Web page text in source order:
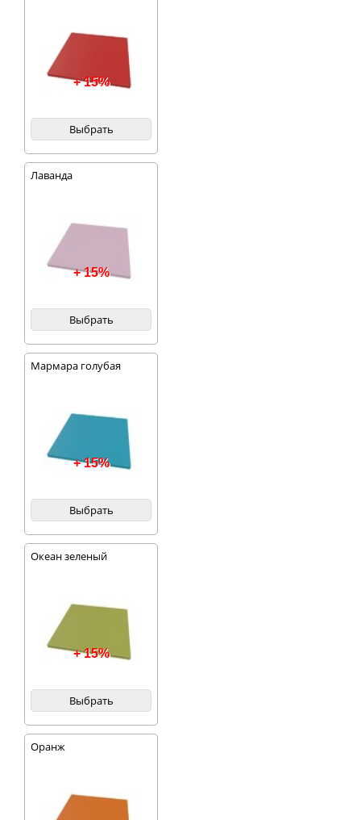
+ 15%
Выбрать
Лаванда
+ 15%
Выбрать
Мармара голубая
+ 15%
Выбрать
Океан зеленый
+ 15%
Выбрать
Оранж